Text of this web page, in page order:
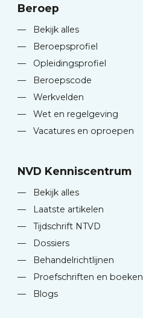
Beroep
—
Bekijk alles
—
Beroepsprofiel
—
Opleidingsprofiel
—
Beroepscode
—
Werkvelden
—
Wet en regelgeving
—
Vacatures en oproepen
NVD Kenniscentrum
—
Bekijk alles
—
Laatste artikelen
—
Tijdschrift NTVD
—
Dossiers
—
Behandelrichtlijnen
—
Proefschriften en boeken
—
Blogs